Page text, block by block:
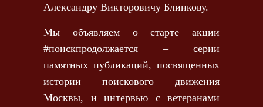
Александру Викторовичу Блинкову.
Мы объявляем о старте акции
#поискпродолжается – серии
памятных публикаций, посвященных
истории поискового движения
Москвы, и интервью с ветеранами